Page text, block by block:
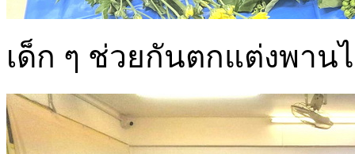
เด็ก ๆ ช่วยกันตกแต่งพาน